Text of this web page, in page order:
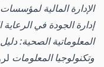
الإدارة المالية
إدارة الجودة في
المعلوماتية الصحية:
وتكنولوجيا المعلومات